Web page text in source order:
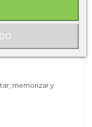
jugar. Juguete de
memorizar y